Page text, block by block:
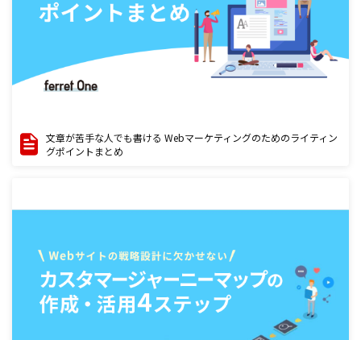
文章が苦手な人でも書ける Webマーケティングのためのライティン
グポイントまとめ